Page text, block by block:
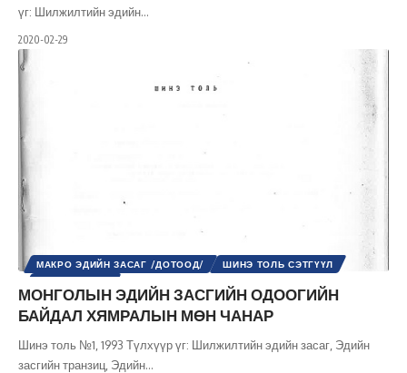
үг: Шилжилтийн эдийн…
2020-02-29
МАКРО ЭДИЙН ЗАСАГ /ДОТООД/
ШИНЭ ТОЛЬ СЭТГҮҮЛ
МОНГОЛЫН ЭДИЙН ЗАСГИЙН ОДООГИЙН
БАЙДАЛ ХЯМРАЛЫН МӨН ЧАНАР
Шинэ толь №1, 1993 Түлхүүр үг: Шилжилтийн эдийн засаг, Эдийн
засгийн транзиц, Эдийн…